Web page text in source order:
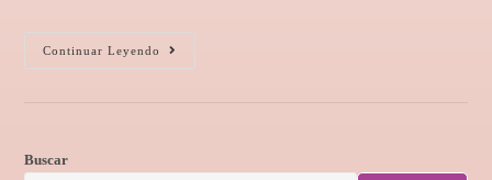
Continuar Leyendo
Buscar